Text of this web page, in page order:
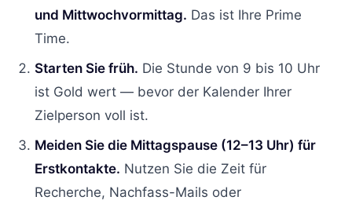
und Mittwochvormittag. Das ist Ihre Prime
Time.
Starten Sie früh. Die Stunde von 9 bis 10 Uhr
ist Gold wert — bevor der Kalender Ihrer
Zielperson voll ist.
Meiden Sie die Mittagspause (12–13 Uhr) für
Erstkontakte. Nutzen Sie die Zeit für
Recherche, Nachfass-Mails oder